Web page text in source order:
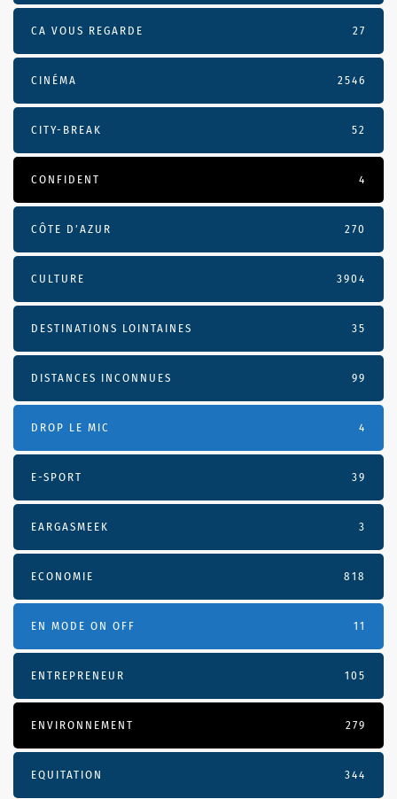
CA VOUS REGARDE 27
CINÉMA 2546
CITY-BREAK 52
CONFIDENT 4
CÔTE D’AZUR 270
CULTURE 3904
DESTINATIONS LOINTAINES 35
DISTANCES INCONNUES 99
DROP LE MIC 4
E-SPORT 39
EARGASMEEK 3
ECONOMIE 818
EN MODE ON OFF 11
ENTREPRENEUR 105
ENVIRONNEMENT 279
EQUITATION 344